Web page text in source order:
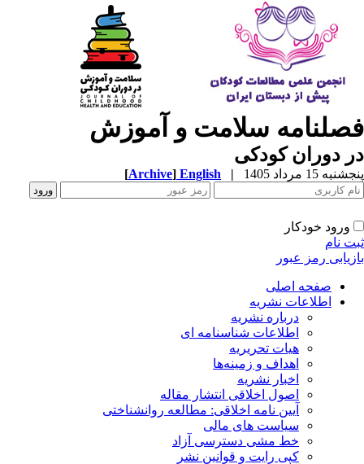
سلامت و آموزش
دوران کودکی
15 مرداد 1405 |
English
[Archive]
ورود خودکار
نام
رمز عبور
صفحه اصلی
اطلاعات نشریه
درباره نشریه
اطلاعات شناسنامه ای
هیات تحریریه
اهداف و زمینه‌ها
اخبار نشریه
اصول اخلاقی انتشار مقاله
آیین نامه اخلاقی: مطالعه روانشناختی
سیاست های مالی
خط مشی دسترسی آزاد
کپی رایت و قوانین نشر